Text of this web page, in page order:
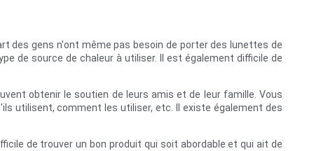
des gens n'ont même pas besoin de porter des lunettes de
de source de chaleur à utiliser. Il est également difficile de
obtenir le soutien de leurs amis et de leur famille. Vous
utilisent, comment les utiliser, etc. Il existe également des
de trouver un bon produit qui soit abordable et qui ait de